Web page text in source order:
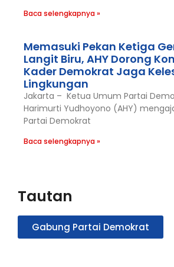
Baca selengkapnya »
Memasuki Pekan Ketiga
Langit Biru, AHY Dorong
Kader Demokrat Jaga
Lingkungan
Jakarta – Ketua Umum Partai
Harimurti Yudhoyono (AHY)
Partai Demokrat
Baca selengkapnya »
Tautan
Gabung Partai Demokrat